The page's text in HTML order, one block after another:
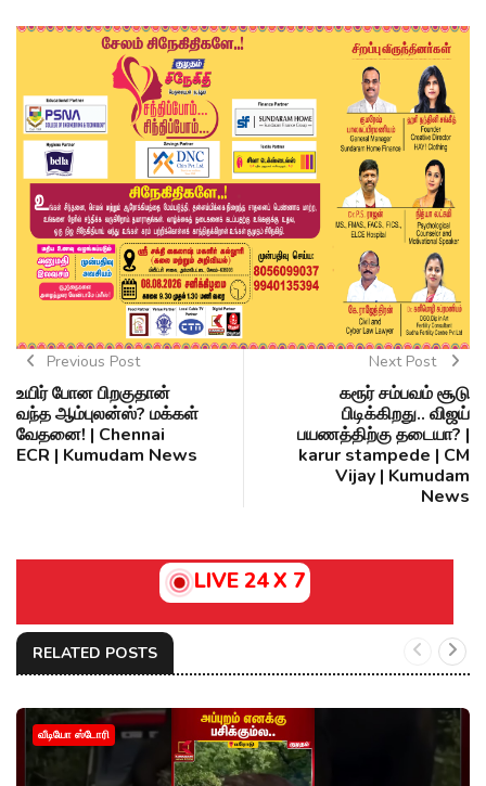
Previous Post
உயிர் போன பிறகுதான்
வந்த ஆம்புலன்ஸ்? மக்கள்
வேதனை! | Chennai
ECR | Kumudam News
Next Post
கரூர் சம்பவம் சூடு
பிடிக்கிறது.. விஜய்
பயணத்திற்கு தடையா? |
karur stampede | CM
Vijay | Kumudam
News
LIVE 24 X 7
RELATED POSTS
வீடியோ ஸ்டோரி